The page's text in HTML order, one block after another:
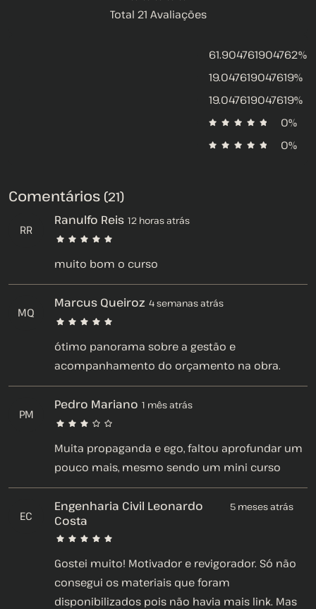
Total 21 Avaliações
61.904761904762%
19.047619047619%
19.047619047619%
0%
0%
Comentários (21)
RR
Ranulfo Reis 12 horas atrás
muito bom o curso
MQ
Marcus Queiroz 4 semanas atrás
ótimo panorama sobre a gestão e
acompanhamento do orçamento na obra.
PM
Pedro Mariano 1 mês atrás
Muita propaganda e ego, faltou aprofundar um
pouco mais, mesmo sendo um mini curso
EC
Engenharia Civil Leonardo
Costa
5 meses atrás
Gostei muito! Motivador e revigorador. Só não
consegui os materiais que foram
disponibilizados pois não havia mais link. Mas